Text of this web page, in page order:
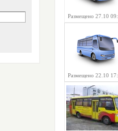
Размещено 27.10
Размещено 22.10